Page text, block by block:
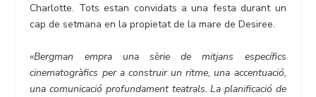
Charlotte. Tots estan convidats a una festa durant un
cap de setmana en la propietat de la mare de Desiree.
«Bergman empra una sèrie de mitjans específics
cinematogràfics per a construir un ritme, una accentuació,
una comunicació profundament teatrals. La planificació de